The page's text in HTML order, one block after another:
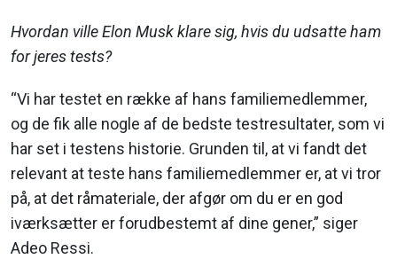
Hvordan ville Elon Musk klare sig, hvis du udsatte ham
for jeres tests?
“Vi har testet en række af hans familiemedlemmer,
og de fik alle nogle af de bedste testresultater, som vi
har set i testens historie. Grunden til, at vi fandt det
relevant at teste hans familiemedlemmer er, at vi tror
på, at det råmateriale, der afgør om du er en god
iværksætter er forudbestemt af dine gener,” siger
Adeo Ressi.